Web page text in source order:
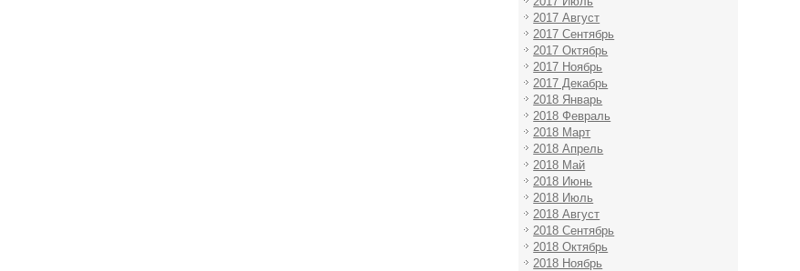
2017 Август
2017 Сентябрь
2017 Октябрь
2017 Ноябрь
2017 Декабрь
2018 Январь
2018 Февраль
2018 Март
2018 Апрель
2018 Май
2018 Июнь
2018 Июль
2018 Август
2018 Сентябрь
2018 Октябрь
2018 Ноябрь